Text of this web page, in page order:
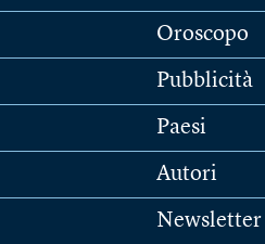
Oroscopo
Pubblicità
Paesi
Autori
Newsletter